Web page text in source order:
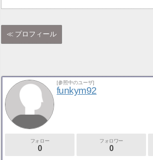
プロフィール
[参照中のユーザ]
funkym92
フォロー
0
フォロワー
0